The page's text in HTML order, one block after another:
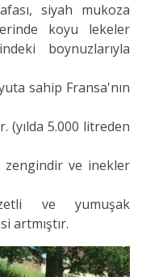
siyah mukoza
koyu lekeler
boynuzlarıyla
sahip Fransa'nın
(yılda 5.000 litreden
zengindir ve inekler
ve yumuşak
artmıştır.